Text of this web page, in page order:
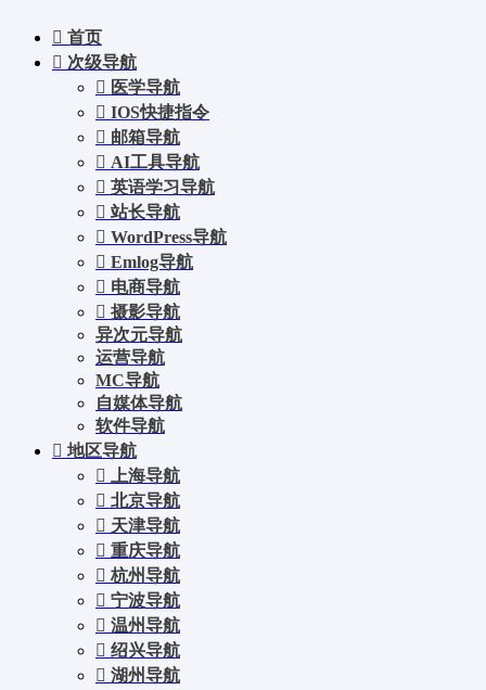
首页
次级导航
医学导航
IOS快捷指令
邮箱导航
AI工具导航
英语学习导航
站长导航
WordPress导航
Emlog导航
电商导航
摄影导航
异次元导航
运营导航
MC导航
自媒体导航
软件导航
地区导航
上海导航
北京导航
天津导航
重庆导航
杭州导航
宁波导航
温州导航
绍兴导航
湖州导航